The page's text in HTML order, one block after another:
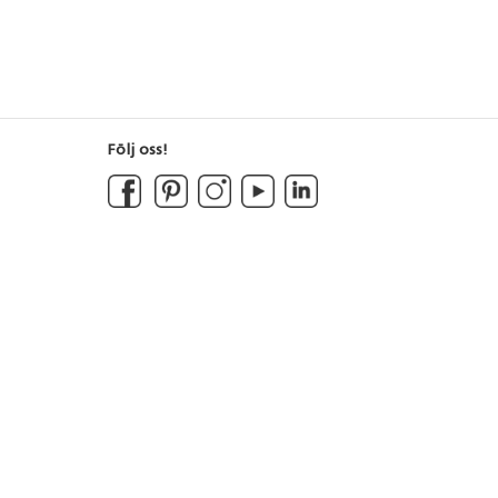
Följ oss!